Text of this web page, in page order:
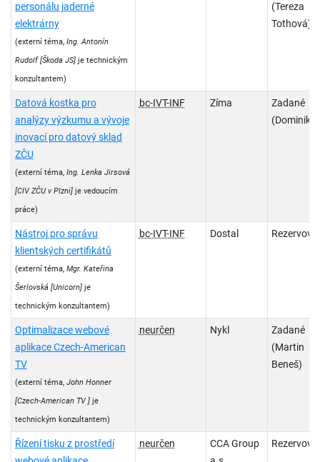
personálu jaderné
elektrárny
(externí téma, Ing. Antonín
Rudolf [Škoda JS]je technickým
konzultantem)
(Tereza
Tothová)
Datová kostka pro
analýzy výzkumu a vývoje
inovací pro datový sklad
ZČU
(externí téma, Ing. Lenka Jirsová
[CIV ZČU v Plzni]je vedoucím
práce)
bc-IVT-INF Zíma
Zadané
(Dominik
Nástroj pro správu
klientských certifikátů
(externí téma, Mgr. Kateřina
Šerlovská [Unicorn]je
technickým konzultantem)
bc-IVT-INF Dostal
Optimalizace webové
aplikace Czech-American
TV
(externí téma, John Honner
[Czech-American TV ]je
technickým konzultantem)
neurčen Nykl
Zadané
(Martin
Beneš)
Řízení tisku z prostředí
neurčen
CCA Group